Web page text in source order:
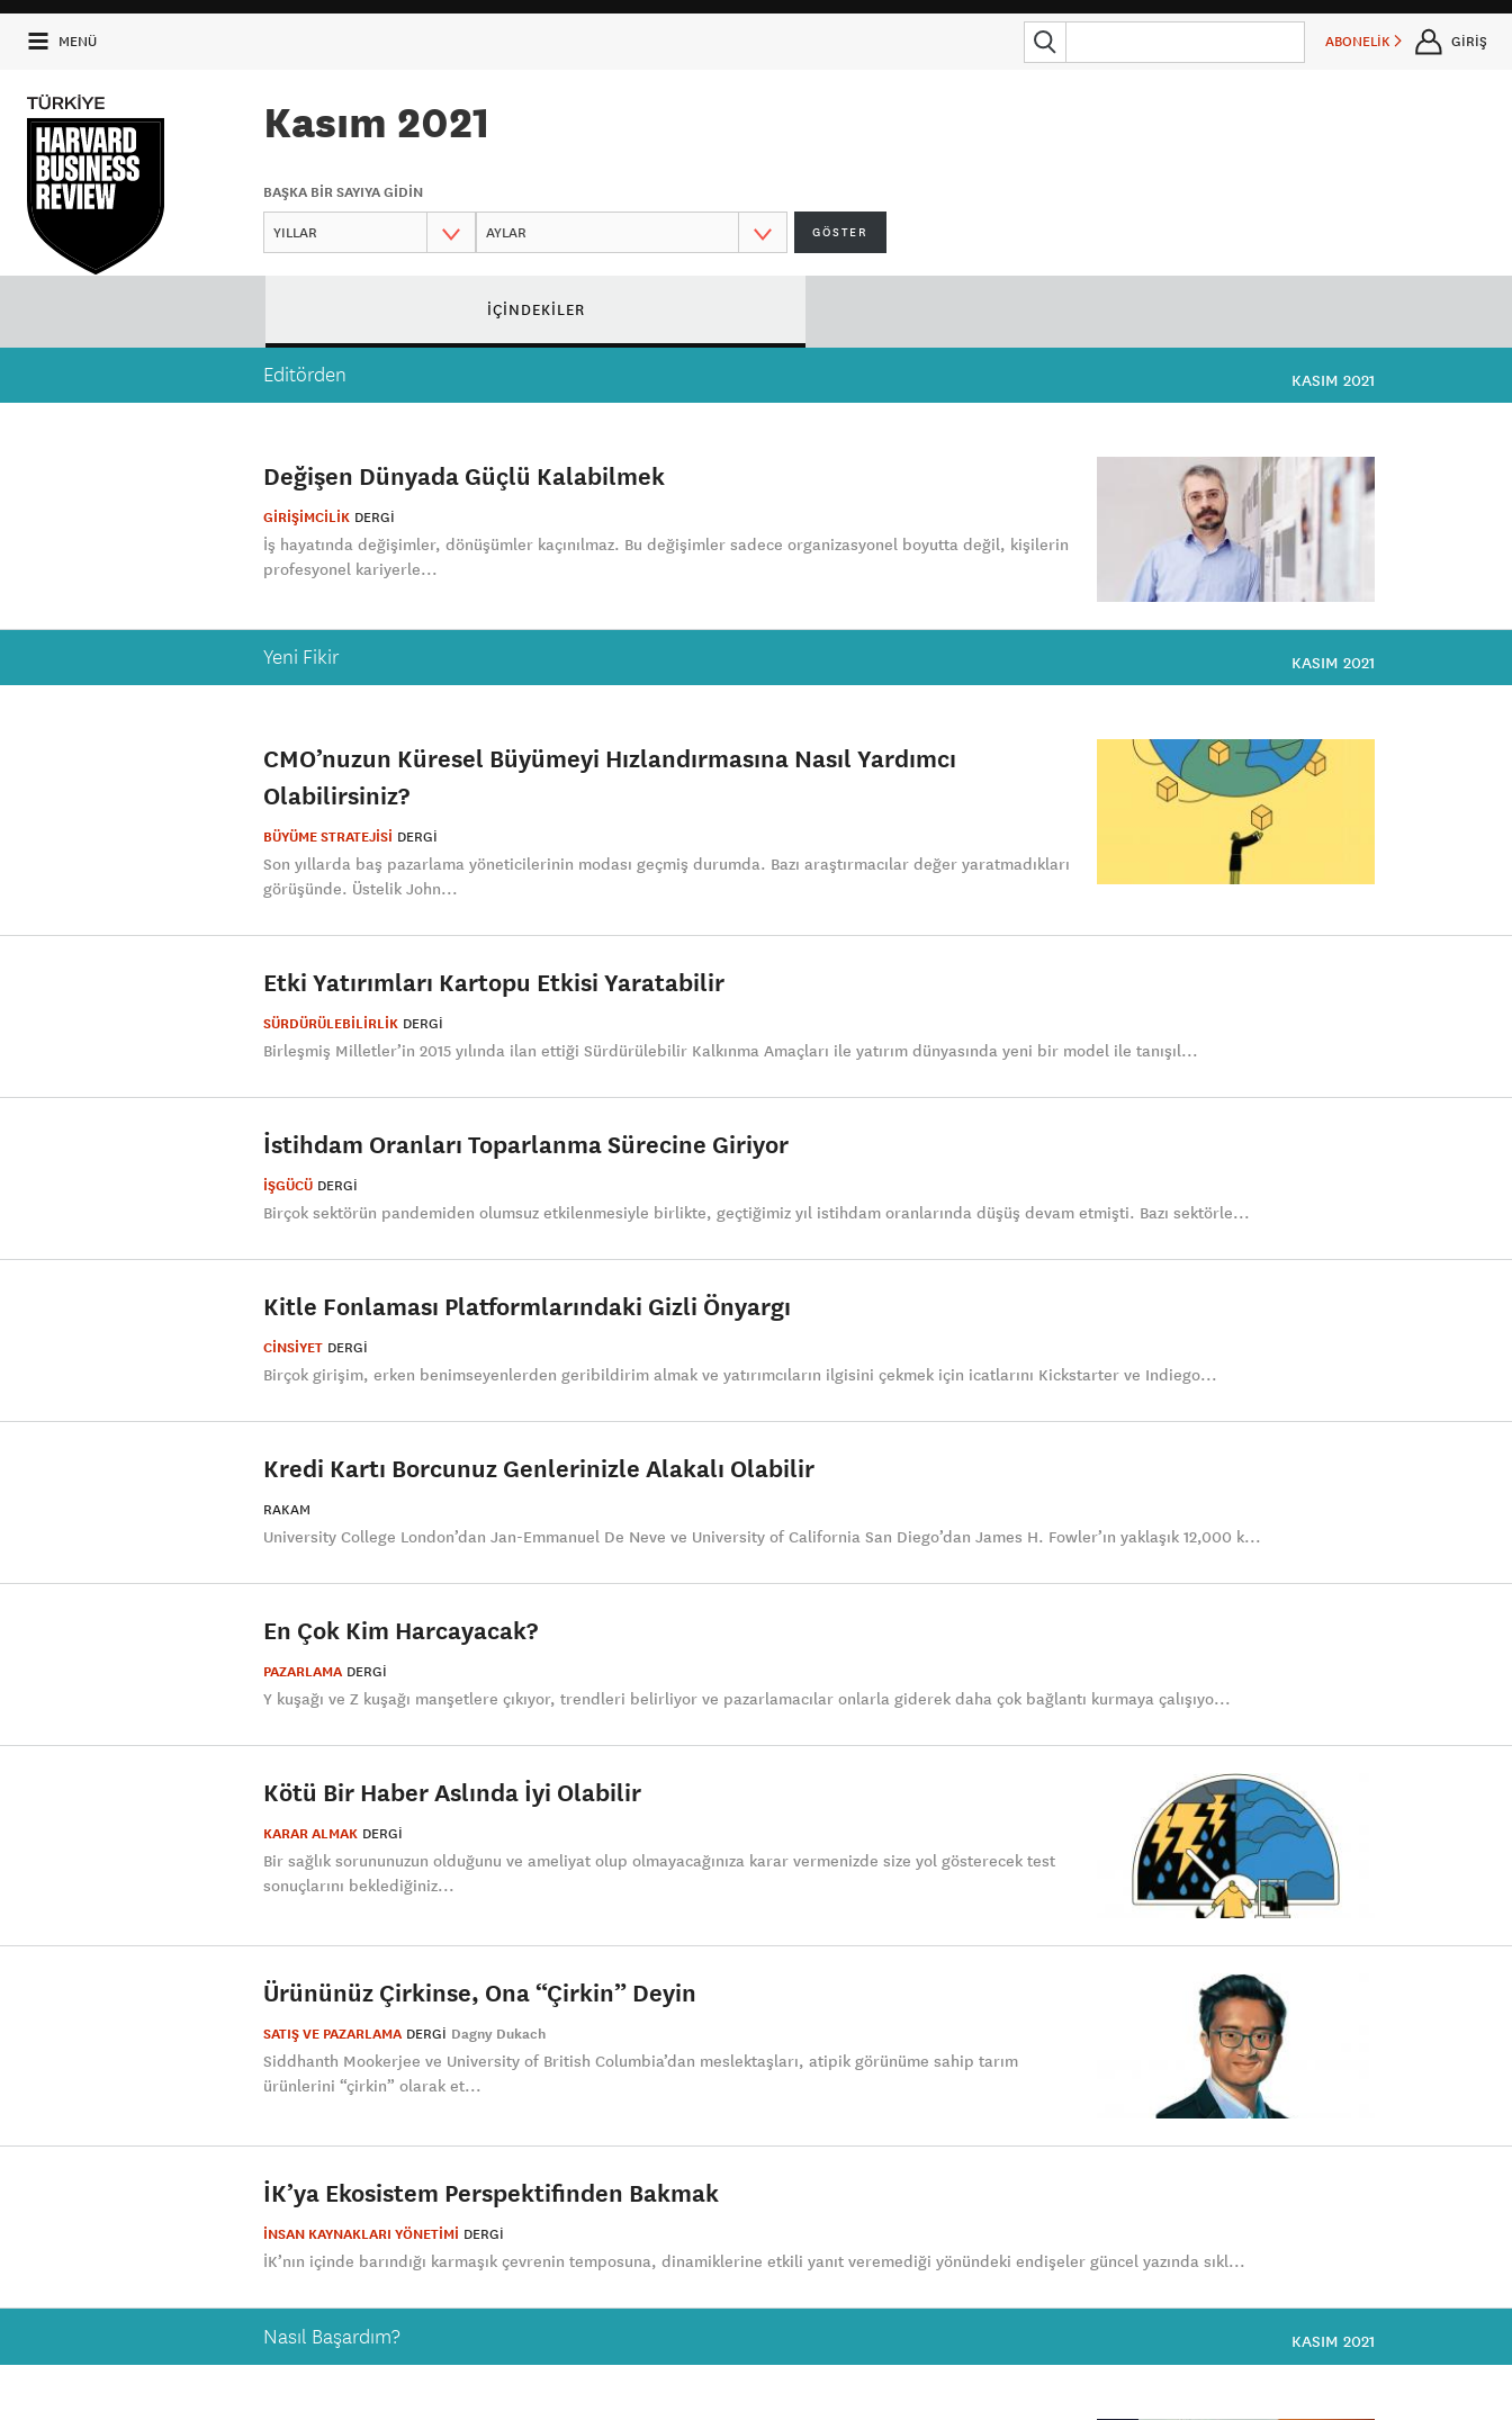
MENÜ ABONELİK GİRİŞ
Kasım 2021
BAŞKA BİR SAYIYA GİDİN
GÖSTER
İÇİNDEKİLER
Editörden KASIM 2021
Değişen Dünyada Güçlü Kalabilmek
GİRİŞİMCİLİK DERGI
İş hayatında değişimler, dönüşümler kaçınılmaz. Bu değişimler sadece organizasyonel boyutta değil, kişilerin
profesyonel kariyerle...
Yeni Fikir KASIM 2021
CMO’nuzun Küresel Büyümeyi Hızlandırmasına Nasıl Yardımcı
Olabilirsiniz?
BÜYÜME STRATEJİSİ DERGI
Son yıllarda baş pazarlama yöneticilerinin modası geçmiş durumda. Bazı araştırmacılar değer yaratmadıkları
görüşünde. Üstelik John...
Etki Yatırımları Kartopu Etkisi Yaratabilir
SÜRDÜRÜLEBİLİRLİK DERGI
Birleşmiş Milletler’in 2015 yılında ilan ettiği Sürdürülebilir Kalkınma Amaçları ile yatırım dünyasında yeni bir model ile tanışıl...
İstihdam Oranları Toparlanma Sürecine Giriyor
İŞGÜCÜ DERGI
Birçok sektörün pandemiden olumsuz etkilenmesiyle birlikte, geçtiğimiz yıl istihdam oranlarında düşüş devam etmişti. Bazı sektörle...
Kitle Fonlaması Platformlarındaki Gizli Önyargı
CİNSİYET DERGI
Birçok girişim, erken benimseyenlerden geribildirim almak ve yatırımcıların ilgisini çekmek için icatlarını Kickstarter ve Indiego...
Kredi Kartı Borcunuz Genlerinizle Alakalı Olabilir
RAKAM
University College London’dan Jan-Emmanuel De Neve ve University of California San Diego’dan James H. Fowler’ın yaklaşık 12,000 k...
En Çok Kim Harcayacak?
PAZARLAMA DERGI
Y kuşağı ve Z kuşağı manşetlere çıkıyor, trendleri belirliyor ve pazarlamacılar onlarla giderek daha çok bağlantı kurmaya çalışıyo...
Kötü Bir Haber Aslında İyi Olabilir
KARAR ALMAK DERGI
Bir sağlık sorununuzun olduğunu ve ameliyat olup olmayacağınıza karar vermenizde size yol gösterecek test
sonuçlarını beklediğiniz...
Ürününüz Çirkinse, Ona “Çirkin” Deyin
SATIŞ VE PAZARLAMA DERGI Dagny Dukach
Siddhanth Mookerjee ve University of British Columbia’dan meslektaşları, atipik görünüme sahip tarım
ürünlerini “çirkin” olarak et...
İK’ya Ekosistem Perspektifinden Bakmak
İNSAN KAYNAKLARI YÖNETİMİ DERGI
İK’nın içinde barındığı karmaşık çevrenin temposuna, dinamiklerine etkili yanıt veremediği yönündeki endişeler güncel yazında sıkl...
Nasıl Başardım? KASIM 2021